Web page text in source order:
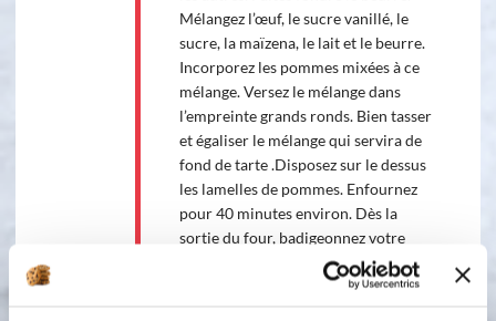
Mélangez l’œuf, le sucre vanillé, le
sucre, la maïzena, le lait et le beurre.
Incorporez les pommes mixées à ce
mélange. Versez le mélange dans
l’empreinte grands ronds. Bien tasser
et égaliser le mélange qui servira de
fond de tarte .Disposez sur le dessus
les lamelles de pommes. Enfournez
pour 40 minutes environ. Dès la
sortie du four, badigeonnez votre
tarte à l’aide d’un pinceau, avec la
gelée de coing fondue pour que votre